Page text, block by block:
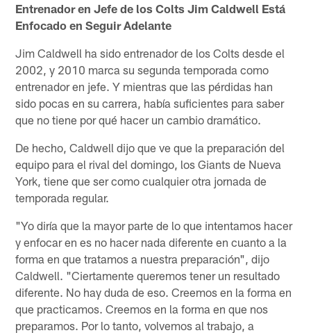
Entrenador en Jefe de los Colts Jim Caldwell Está
Enfocado en Seguir Adelante
Jim Caldwell ha sido entrenador de los Colts desde el
2002, y 2010 marca su segunda temporada como
entrenador en jefe. Y mientras que las pérdidas han
sido pocas en su carrera, había suficientes para saber
que no tiene por qué hacer un cambio dramático.
De hecho, Caldwell dijo que ve que la preparación del
equipo para el rival del domingo, los Giants de Nueva
York, tiene que ser como cualquier otra jornada de
temporada regular.
"Yo diría que la mayor parte de lo que intentamos hacer
y enfocar en es no hacer nada diferente en cuanto a la
forma en que tratamos a nuestra preparación", dijo
Caldwell. "Ciertamente queremos tener un resultado
diferente. No hay duda de eso. Creemos en la forma en
que practicamos. Creemos en la forma en que nos
preparamos. Por lo tanto, volvemos al trabajo, a